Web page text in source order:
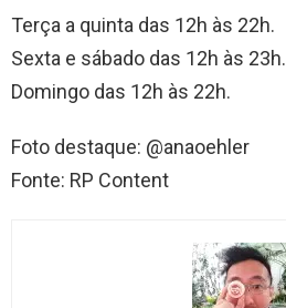
Terça a quinta das 12h às 22h.
Sexta e sábado das 12h às 23h.
Domingo das 12h às 22h.
Foto destaque: @anaoehler
Fonte: RP Content